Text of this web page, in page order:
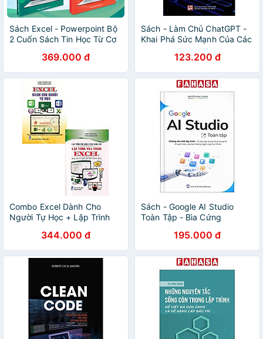
Sách Excel - Powerpoint Bộ
2 Cuốn Sách Tin Học Từ Cơ
Video Hướng Dẫn + Khoá
Học + FIle Thực Hành
369.000 đ
Sách - Làm Chủ ChatGPT -
Khai Phá Sức Mạnh Của Các
123.200 đ
Combo Excel Dành Cho
Người Tự Học + Lập Trình
- Lập Trình VBA Trong Excel
- STK
344.000 đ
Sách - Google AI Studio
Toàn Tập - Bìa Cứng
195.000 đ